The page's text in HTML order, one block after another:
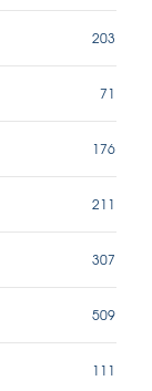
203
71
176
211
307
509
111